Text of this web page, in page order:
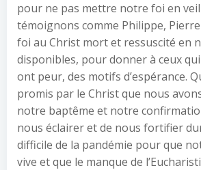
pour ne pas mettre notre foi en
témoignons comme Philippe,
foi au Christ mort et ressuscité en
disponibles, pour donner à ceux
ont peur, des motifs d’espérance.
promis par le Christ que nous
notre baptême et notre
nous éclairer et de nous fortifier
difficile de la pandémie pour que
vive et que le manque de